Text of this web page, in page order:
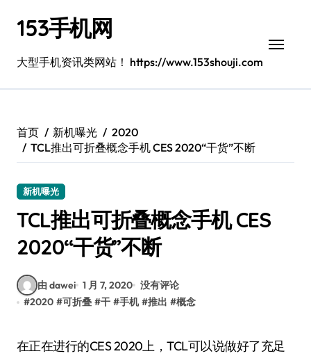
153手机网
大型手机资讯类网站！ https://www.153shouji.com
首页 新机曝光
2020
TCL推出可折叠概念手机 CES 2020“干货”不断
新机曝光
TCL推出可折叠概念手机 CES
2020“干货”不断
由 dawei 1 月 7, 2020 没有评论
#2020 #可折叠 #干 #手机 #推出 #概念
在正在进行的CES 2020上，TCL可以说做好了充足